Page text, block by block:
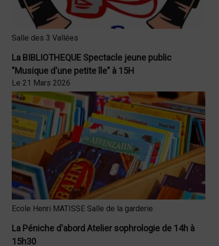
Salle des 3 Vallées
La BIBLIOTHEQUE Spectacle jeune public
"Musique d'une petite île" à 15H
Le 21 Mars 2026
Ecole Henri MATISSE Salle de la garderie
La Péniche d'abord Atelier sophrologie de 14h à
15h30